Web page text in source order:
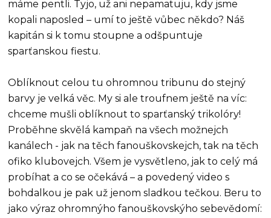
máme pentli. Tyjo, už ani nepamatuju, kdy jsme
kopali naposled – umí to ještě vůbec někdo? Náš
kapitán si k tomu stoupne a odšpuntuje
sparťanskou fiestu.
Oblíknout celou tu ohromnou tribunu do stejný
barvy je velká věc. My si ale troufnem ještě na víc:
chceme mušli oblíknout to sparťanský trikolóry!
Proběhne skvělá kampaň na všech možnejch
kanálech - jak na těch fanouškovskejch, tak na těch
ofiko klubovejch. Všem je vysvětleno, jak to celý má
probíhat a co se očekává – a povedený video s
bohdalkou je pak už jenom sladkou tečkou. Beru to
jako výraz ohromnýho fanouškovskýho sebevědomí: